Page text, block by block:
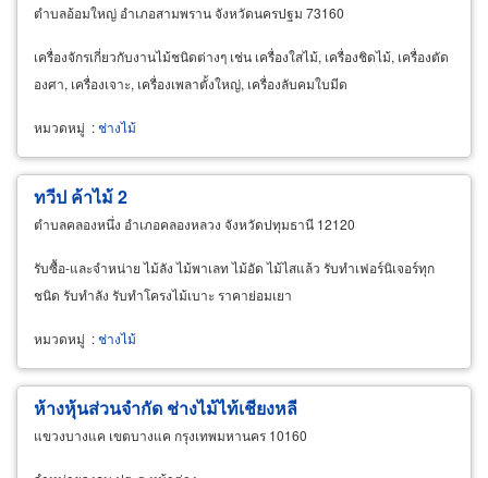
ตำบลอ้อมใหญ่ อำเภอสามพราน จังหวัดนครปฐม 73160
เครื่องจักรเกี่ยวกับงานไม้ชนิดต่างๆ เช่น เครื่องใสไม้, เครื่องชิดไม้, เครื่องตัด
องศา, เครื่องเจาะ, เครื่องเพลาตั้งใหญ่, เครื่องลับคมใบมีด
หมวดหมู่ :ช่างไม้
ทวีป ค้าไม้ 2
ตำบลคลองหนึ่ง อำเภอคลองหลวง จังหวัดปทุมธานี 12120
รับซื้อ-และจำหน่าย ไม้ลัง ไม้พาเลท ไม้อัด ไม้ไสแล้ว รับทำเฟอร์นิเจอร์ทุก
ชนิด รับทำลัง รับทำโครงไม้เบาะ ราคาย่อมเยา
หมวดหมู่ :ช่างไม้
ห้างหุ้นส่วนจำกัด ช่างไม้ไท้เชียงหลี
แขวงบางแค เขตบางแค กรุงเทพมหานคร 10160